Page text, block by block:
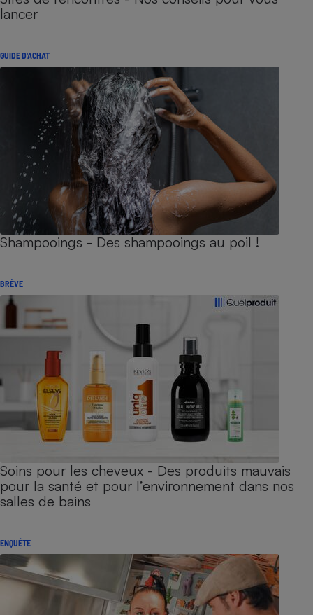
lancer
GUIDE D'ACHAT
Shampooings - Des shampooings au poil !
BRÈVE
Soins pour les cheveux - Des produits mauvais
pour la santé et pour l’environnement dans nos
salles de bains
ENQUÊTE